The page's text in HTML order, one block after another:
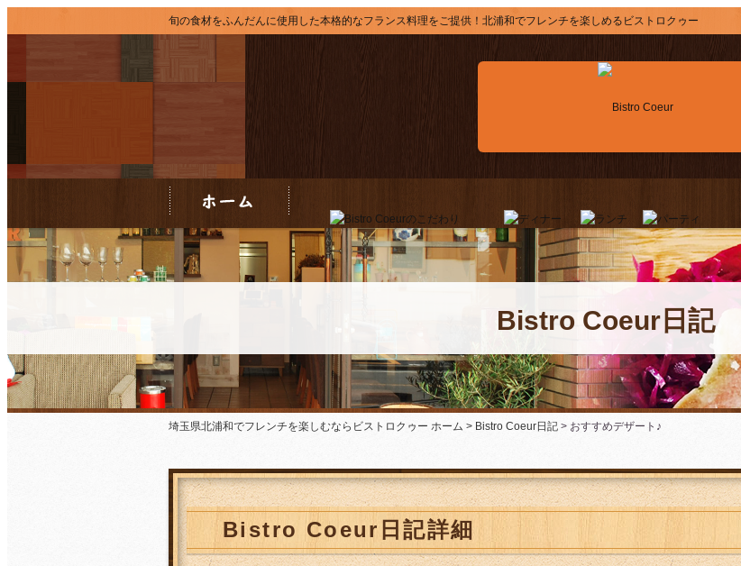
旬の食材をふんだんに使用した本格的なフランス料理をご提供！北浦和でフレンチを楽しめるビストロクゥー
Bistro Coeur日記
埼玉県北浦和でフレンチを楽しむならビストロクゥー ホーム > Bistro Coeur日記 > おすすめデザート♪
Bistro Coeur日記詳細